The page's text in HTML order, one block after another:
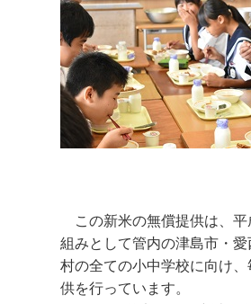
この新米の無償提供は、平
組みとして管内の津島市・
村の全ての小中学校に向け
供を行っています。